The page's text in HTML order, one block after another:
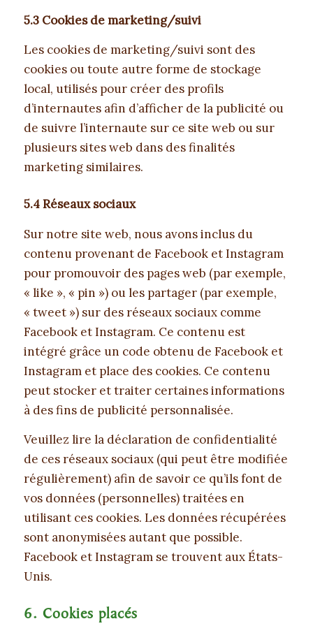
5.3 Cookies de marketing/suivi
Les cookies de marketing/suivi sont des
cookies ou toute autre forme de stockage
local, utilisés pour créer des profils
d’internautes afin d’afficher de la publicité ou
de suivre l’internaute sur ce site web ou sur
plusieurs sites web dans des finalités
marketing similaires.
5.4 Réseaux sociaux
Sur notre site web, nous avons inclus du
contenu provenant de Facebook et Instagram
pour promouvoir des pages web (par exemple,
« like », « pin ») ou les partager (par exemple,
« tweet ») sur des réseaux sociaux comme
Facebook et Instagram. Ce contenu est
intégré grâce un code obtenu de Facebook et
Instagram et place des cookies. Ce contenu
peut stocker et traiter certaines informations
à des fins de publicité personnalisée.
Veuillez lire la déclaration de confidentialité
de ces réseaux sociaux (qui peut être modifiée
régulièrement) afin de savoir ce qu’ils font de
vos données (personnelles) traitées en
utilisant ces cookies. Les données récupérées
sont anonymisées autant que possible.
Facebook et Instagram se trouvent aux États-
Unis.
6. Cookies placés